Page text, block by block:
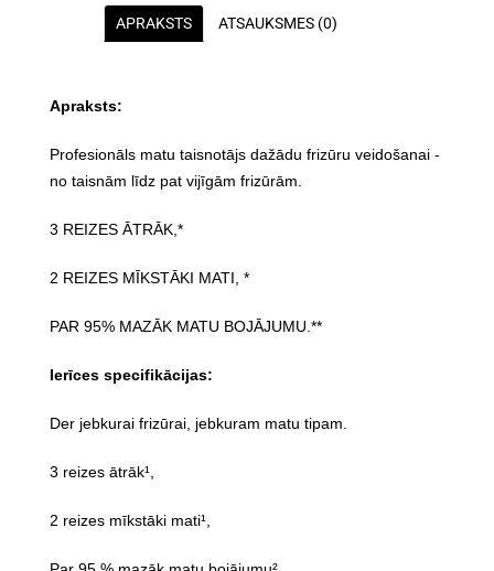
APRAKSTS ATSAUKSMES (0)
Apraksts:
Profesionāls matu taisnotājs dažādu frizūru veidošanai -
no taisnām līdz pat vijīgām frizūrām.
3 REIZES ĀTRĀK,*
2 REIZES MĪKSTĀKI MATI, *
PAR 95% MAZĀK MATU BOJĀJUMU.**
Ierīces specifikācijas:
Der jebkurai frizūrai, jebkuram matu tipam.
3 reizes ātrāk¹,
2 reizes mīkstāki mati¹,